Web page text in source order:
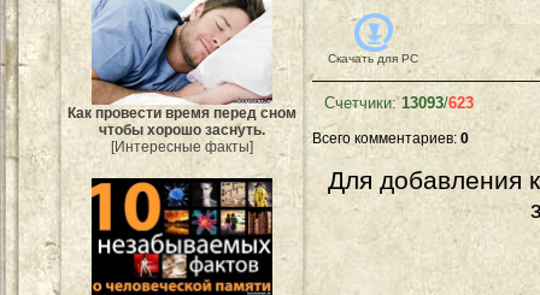
Как провести время перед сном
чтобы хорошо заснуть.
[Интересные факты]
Скачать для PC
Счетчики:13093/623
Всего комментариев: 0
Для добавления